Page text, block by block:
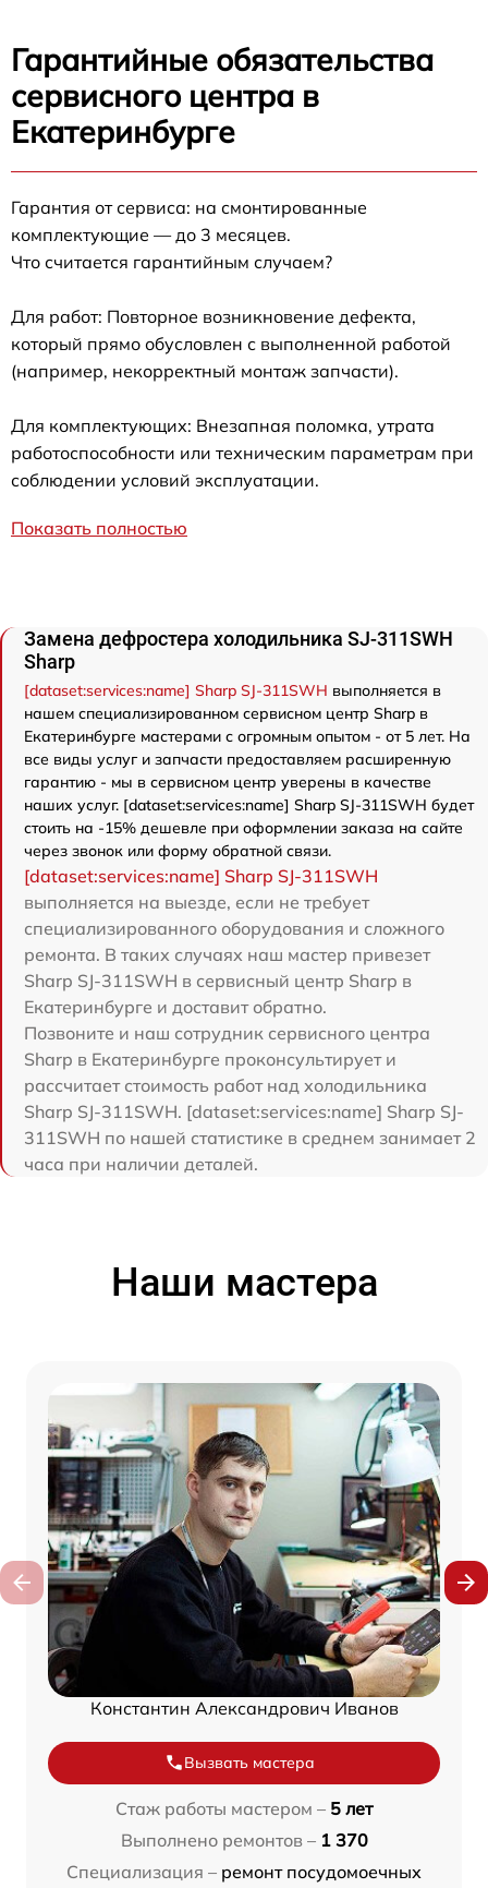
Гарантийные обязательства
сервисного центра в
Екатеринбурге
Гарантия от сервиса: на смонтированные
комплектующие — до 3 месяцев.
Что считается гарантийным случаем?
Для работ: Повторное возникновение дефекта,
который прямо обусловлен с выполненной работой
(например, некорректный монтаж запчасти).
Для комплектующих: Внезапная поломка, утрата
работоспособности или техническим параметрам при
соблюдении условий эксплуатации.
Показать полностью
Замена дефростера холодильника SJ-311SWH
Sharp
[dataset:services:name] Sharp SJ-311SWH выполняется в
нашем специализированном сервисном центр Sharp в
Екатеринбурге мастерами с огромным опытом - от 5 лет. На
все виды услуг и запчасти предоставляем расширенную
гарантию - мы в сервисном центр уверены в качестве
наших услуг. [dataset:services:name] Sharp SJ-311SWH будет
стоить на -15% дешевле при оформлении заказа на сайте
через звонок или форму обратной связи.
[dataset:services:name] Sharp SJ-311SWH
выполняется на выезде, если не требует
специализированного оборудования и сложного
ремонта. В таких случаях наш мастер привезет
Sharp SJ-311SWH в сервисный центр Sharp в
Екатеринбурге и доставит обратно.
Позвоните и наш сотрудник сервисного центра
Sharp в Екатеринбурге проконсультирует и
рассчитает стоимость работ над холодильника
Sharp SJ-311SWH. [dataset:services:name] Sharp SJ-
311SWH по нашей статистике в среднем занимает 2
часа при наличии деталей.
Наши мастера
Константин Александрович Иванов
Вызвать мастера
Стаж работы мастером – 5 лет
Выполнено ремонтов – 1 370
Специализация – ремонт посудомоечных